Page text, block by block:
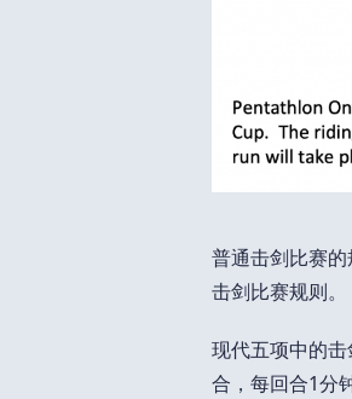
普通击剑比赛
击剑比赛规则。
现代五项中的
合，每回合1分